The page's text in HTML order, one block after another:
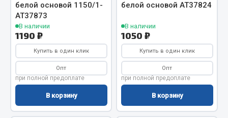
Весь раздел
Запчасти ЯМЗ
Система питания
Система выпуска газа
Система охлаждения
белой основой 1150/1-
АТ37873
В наличии
1190 ₽
Купить в один клик
Опт
при полной предоплате
В корзину
белой основой АТ37824
В наличии
1050 ₽
Купить в один клик
Опт
при полной предоплате
В корзину